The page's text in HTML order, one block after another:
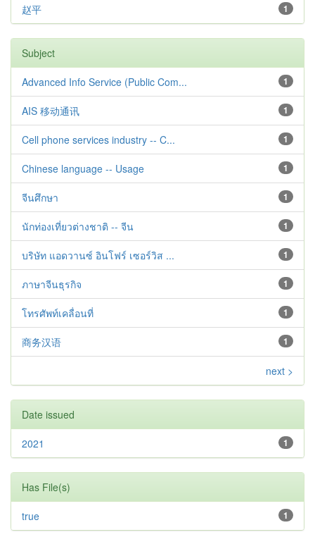
1
赵平
Subject
1
Advanced Info Service (Public Com...
1
AIS 移动通讯
1
Cell phone services industry -- C...
1
Chinese language -- Usage
1
จีนศึกษา
1
นักท่องเที่ยวต่างชาติ -- จีน
1
บริษัท แอดวานซ์ อินโฟร์ เซอร์วิส ...
1
ภาษาจีนธุรกิจ
1
โทรศัพท์เคลื่อนที่
1
商务汉语
next >
Date issued
1
2021
Has File(s)
1
true